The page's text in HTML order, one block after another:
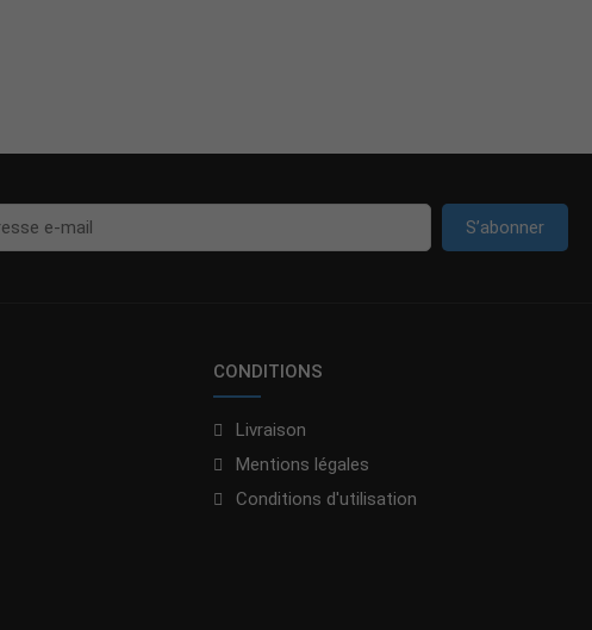
S’abonner
CONDITIONS
Livraison
Mentions légales
Conditions d'utilisation